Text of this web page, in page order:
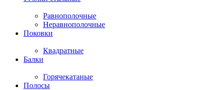
Равнополочные
Неравнополочные
Поковки
Квадратные
Балки
Горячекатаные
Полосы